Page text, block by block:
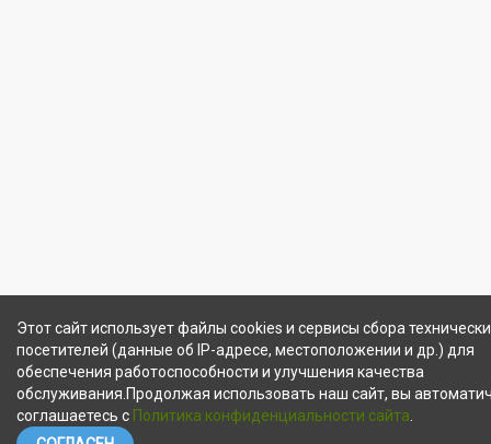
Этот сайт использует файлы cookies и сервисы сбора
посетителей (данные об IP-адресе, местоположении и др.) для
обеспечения работоспособности и улучшения качества
обслуживания.Продолжая использовать наш сайт, вы
соглашаетесь с Политика конфиденциальности сайта